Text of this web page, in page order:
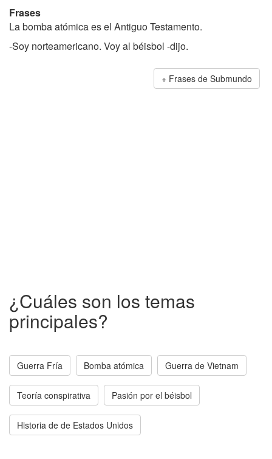
Frases
La bomba atómica es el Antiguo Testamento.
-Soy norteamericano. Voy al béisbol -dijo.
Frases de Submundo
¿Cuáles son los temas
principales?
Guerra Fría Bomba atómica Guerra de Vietnam
Teoría conspirativa Pasión por el béisbol
Historia de de Estados Unidos